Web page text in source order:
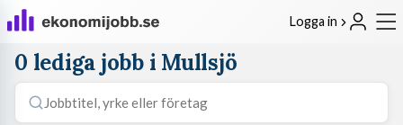
Logga in
0 lediga jobb i Mullsjö